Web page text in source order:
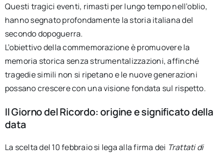
Questi tragici eventi, rimasti per lungo tempo nell’oblio,
hanno segnato profondamente la storia italiana del
secondo dopoguerra.
L’obiettivo della commemorazione è promuovere la
memoria storica senza strumentalizzazioni, affinché
tragedie simili non si ripetano e le nuove generazioni
possano crescere con una visione fondata sul rispetto.
Il Giorno del Ricordo: origine e significato della
data
La scelta del 10 febbraio si lega alla firma dei Trattati di